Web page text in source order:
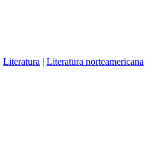
Literatura | Literatura norteamericana